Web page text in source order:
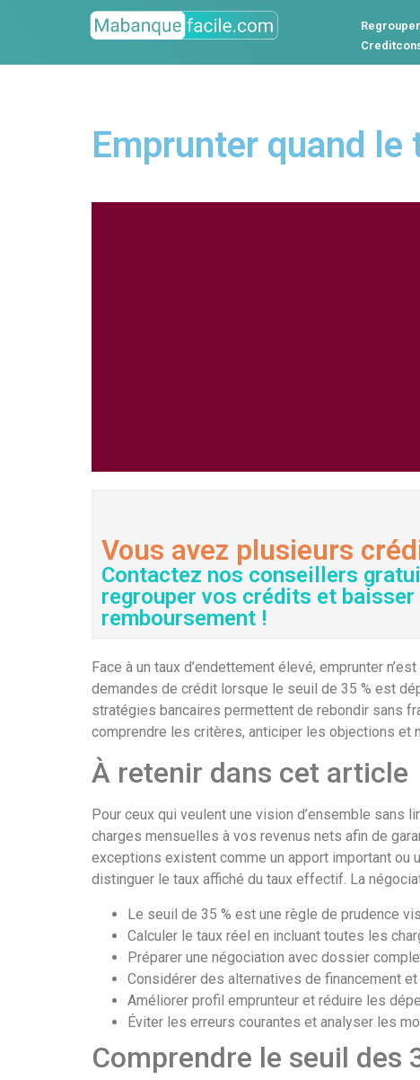
Emprunter quand le
Vous avez plusieurs
Contactez nos conseillers
regrouper vos crédits et
remboursement !
Face à un taux d’endettement élevé, emprunter
demandes de crédit lorsque le seuil de 35 % est
stratégies bancaires permettent de rebondir sans
comprendre les critères, anticiper les objections et
À retenir dans cet article
Pour ceux qui veulent une vision d’ensemble sans
charges mensuelles à vos revenus nets afin de
exceptions existent comme un apport important
distinguer le taux affiché du taux effectif. La
Le seuil de 35 % est une règle de prudence
Calculer le taux réel en incluant toutes les
Préparer une négociation avec dossier
Considérer des alternatives de financement et
Améliorer profil emprunteur et réduire les
Éviter les erreurs courantes et analyser les
Comprendre le seuil des